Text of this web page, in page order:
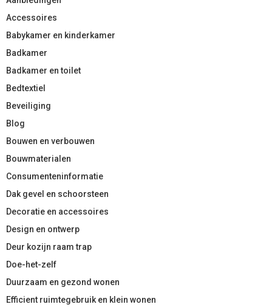
Accessoires
Babykamer en kinderkamer
Badkamer
Badkamer en toilet
Bedtextiel
Beveiliging
Blog
Bouwen en verbouwen
Bouwmaterialen
Consumenteninformatie
Dak gevel en schoorsteen
Decoratie en accessoires
Design en ontwerp
Deur kozijn raam trap
Doe-het-zelf
Duurzaam en gezond wonen
Efficient ruimtegebruik en klein wonen